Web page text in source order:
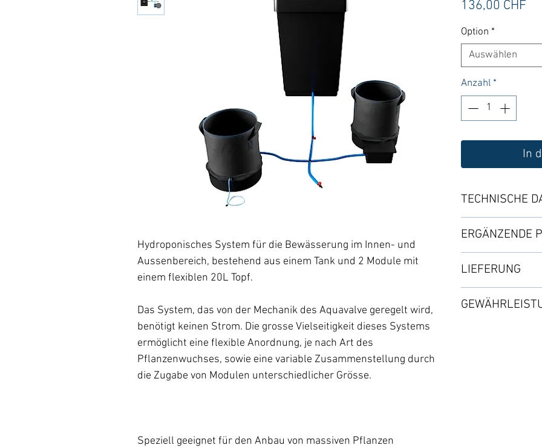
Hydroponisches System für die Bewässerung im Innen- und
Aussenbereich, bestehend aus einem Tank und 2 Module mit
einem flexiblen 20L Topf.
Das System, das von der Mechanik des Aquavalve geregelt wird,
benötigt keinen Strom. Die grosse Vielseitigkeit dieses Systems
ermöglicht eine flexible Anordnung, je nach Art des
Pflanzenwuchses, sowie eine variable Zusammenstellung durch
die Zugabe von Modulen unterschiedlicher Grösse.
Speziell geeignet für den Anbau von massiven Pflanzen
136,00 CHF
Option *
Auswählen
Anzahl *
In
TECHNISCHE
Das System
mit Deckel, 2
Packung Zubehör.
MODULPAKET:
・2x Aquavalve-5
ERGÄNZENDE
・Pot Sock Circle
・AirBase Circle
LIEFERUNG
Paketversand :
Nach